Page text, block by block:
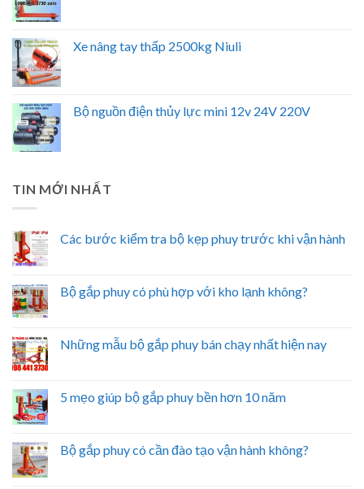
Xe nâng tay thấp 2500kg Niuli
Bộ nguồn điện thủy lực mini 12v 24V 220V
TIN MỚI NHẤT
Các bước kiểm tra bộ kẹp phuy trước khi vận hành
Bộ gắp phuy có phù hợp với kho lạnh không?
Những mẫu bộ gắp phuy bán chạy nhất hiện nay
5 mẹo giúp bộ gắp phuy bền hơn 10 năm
Bộ gắp phuy có cần đào tạo vận hành không?